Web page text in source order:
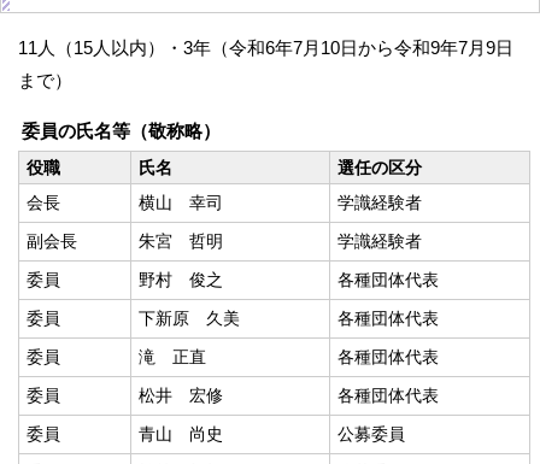
11人（15人以内）・3年（令和6年7月10日から令和9年7月9日
まで）
委員の氏名等（敬称略）
役職 氏名
選任の区分
会長
横山 幸司
学識経験者
副会長
朱宮 哲明
学識経験者
委員
野村 俊之
各種団体代表
委員
下新原 久美
各種団体代表
委員
滝 正直
各種団体代表
委員
松井 宏修
各種団体代表
委員
青山 尚史
公募委員